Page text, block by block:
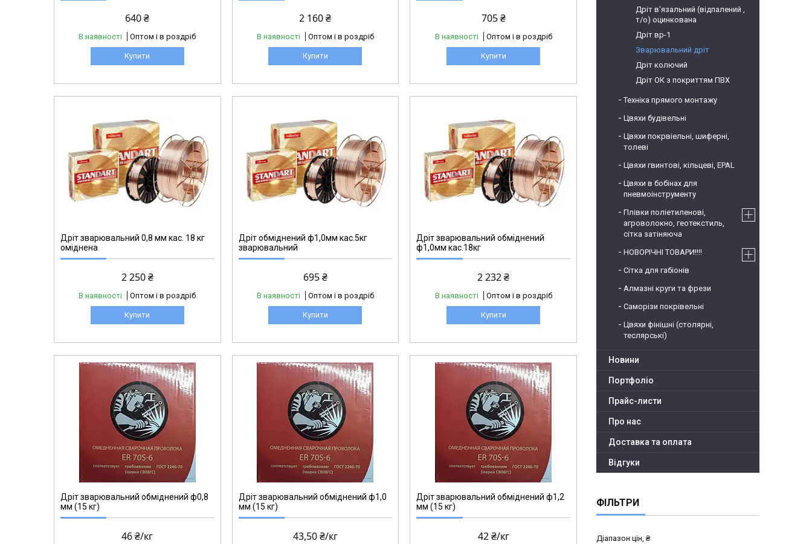
640 ₴
В наявності Оптом і в роздріб
Купити
2 160 ₴
В наявності Оптом і в роздріб
Купити
705 ₴
В наявності Оптом і в роздріб
Купити
Дріт зварювальний 0,8 мм кас. 18 кг
оміднена
2 250 ₴
В наявності Оптом і в роздріб
Купити
Дріт обміднений ф1,0мм кас.5кг
зварювальний
695 ₴
В наявності Оптом і в роздріб
Купити
Дріт зварювальний обміднений
ф1,0мм кас.18кг
2 232 ₴
В наявності Оптом і в роздріб
Купити
Дріт зварювальний обміднений ф0,8
мм (15 кг)
46 ₴/кг
Дріт зварювальний обміднений ф1,0
мм (15 кг)
43,50 ₴/кг
Дріт зварювальний обміднений ф1,2
мм (15 кг)
42 ₴/кг
Дріт в'язальний (відпалений ,
т/о) оцинкована
Дріт вр-1
Зварювальний дріт
Дріт колючий
Дріт ОК з покриттям ПВХ
Техніка прямого монтажу
Цвяхи будівельні
Цвяхи покрвіельні, шиферні,
толеві
Цвяхи гвинтові, кільцеві, EPAL
Цвяхи в бобінах для
пневмоінструменту
Плівки поліетиленові,
агроволокно, геотекстиль,
сітка затіняюча
НОВОРІЧНІ ТОВАРИ!!!!
Сітка для габіонів
Алмазні круги та фрези
Саморізи покрівельні
Цвяхи фінішні (столярні,
теслярські)
Новини
Портфоліо
Прайс-листи
Про нас
Доставка та оплата
Відгуки
ФІЛЬТРИ
Діапазон цін, ₴